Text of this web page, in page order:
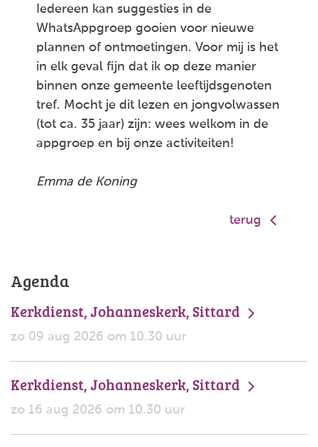
Iedereen kan suggesties in de
WhatsAppgroep gooien voor nieuwe
plannen of ontmoetingen. Voor mij is het
in elk geval fijn dat ik op deze manier
binnen onze gemeente leeftijdsgenoten
tref. Mocht je dit lezen en jongvolwassen
(tot ca. 35 jaar) zijn: wees welkom in de
appgroep en bij onze activiteiten!
Emma de Koning
terug
Agenda
Kerkdienst, Johanneskerk, Sittard
zo 09 aug 2026 om 10.30 uur
Kerkdienst, Johanneskerk, Sittard
zo 16 aug 2026 om 10.30 uur